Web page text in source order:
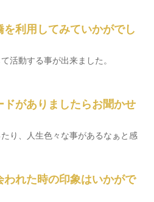
を利用してみていかがでし
活動する事が出来ました。
がありましたらお聞かせ
り、人生色々な事があるなぁと感
われた時の印象はいかがで